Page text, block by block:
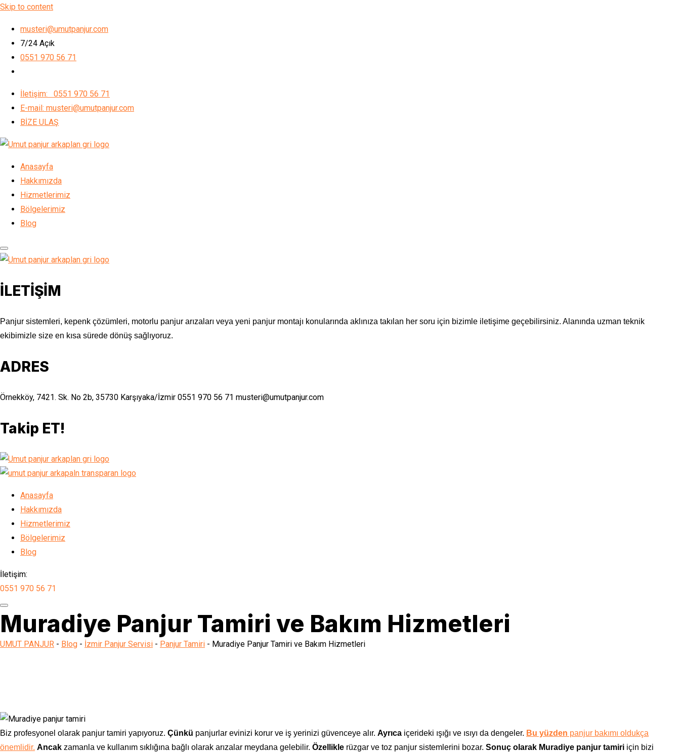
Skip to content
musteri@umutpanjur.com
7/24 Açık
0551 970 56 71
İletişim: 0551 970 56 71
E-mail: musteri@umutpanjur.com
BİZE ULAŞ
Anasayfa
Hakkımızda
Hizmetlerimiz
Bölgelerimiz
Blog
İLETİŞİM
Panjur sistemleri, kepenk çözümleri, motorlu panjur arızaları veya yeni panjur montajı konularında aklınıza takılan her soru için bizimle iletişime geçebilirsiniz. Alanında uzman teknik
ekibimizle size en kısa sürede dönüş sağlıyoruz.
ADRES
Örnekköy, 7421. Sk. No 2b, 35730 Karşıyaka/İzmir 0551 970 56 71 musteri@umutpanjur.com
Takip ET!
Anasayfa
Hakkımızda
Hizmetlerimiz
Bölgelerimiz
Blog
İletişim:
0551 970 56 71
Muradiye Panjur Tamiri ve Bakım Hizmetleri
UMUT PANJUR - Blog - İzmir Panjur Servisi - Panjur Tamiri - Muradiye Panjur Tamiri ve Bakım Hizmetleri
Biz profesyonel olarak panjur tamiri yapıyoruz. Çünkü panjurlar evinizi korur ve iş yerinizi güvenceye alır. Ayrıca içerideki ışığı ve ısıyı da dengeler. Bu yüzden panjur bakımı oldukça
önemlidir. Ancak zamanla ve kullanım sıklığına bağlı olarak arızalar meydana gelebilir. Özellikle rüzgar ve toz panjur sistemlerini bozar. Sonuç olarak Muradiye panjur tamiri için bizi